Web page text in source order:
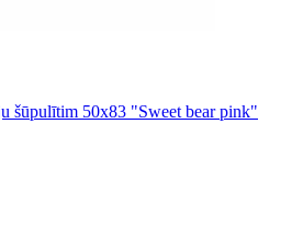
šūpulītim 50x83 "Sweet bear pink"